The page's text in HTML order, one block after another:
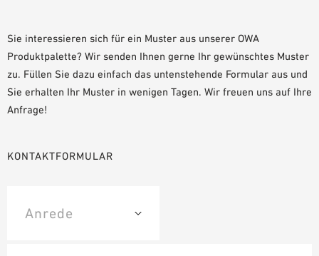
BIM/REVIT BIBLIOTHEK
VIDEOS
OWA-SCHULUNGEN
MUSTERBESTELLUNG
Sie interessieren sich für ein Muster aus unserer OWA
Produktpalette? Wir senden Ihnen gerne Ihr gewünschtes Muster
zu. Füllen Sie dazu einfach das untenstehende Formular aus und
Sie erhalten Ihr Muster in wenigen Tagen. Wir freuen uns auf Ihre
Anfrage!
KONTAKTFORMULAR